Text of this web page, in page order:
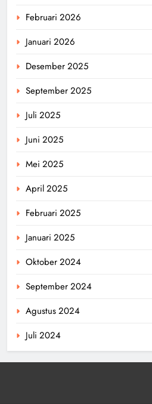
Februari 2026
Januari 2026
Desember 2025
September 2025
Juli 2025
Juni 2025
Mei 2025
April 2025
Februari 2025
Januari 2025
Oktober 2024
September 2024
Agustus 2024
Juli 2024